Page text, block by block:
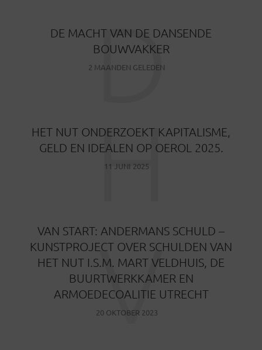
DE MACHT VAN DE DANSENDE
BOUWVAKKER
2 MAANDEN GELEDEN
D
HET NUT ONDERZOEKT KAPITALISME,
GELD EN IDEALEN OP OEROL 2025.
11 JUNI 2025
H
VAN START: ANDERMANS SCHULD –
KUNSTPROJECT OVER SCHULDEN VAN
HET NUT I.S.M. MART VELDHUIS, DE
BUURTWERKKAMER EN
ARMOEDECOALITIE UTRECHT
20 OKTOBER 2023
V